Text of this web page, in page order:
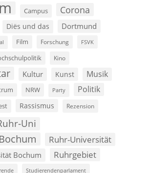
Campus Corona
Diës und das Dortmund
Film Forschung FSVK
Kino
Kultur Kunst Musik
NRW Party Politik
Rassismus Rezension
Uni
Ruhr-Universität
Bochum Ruhrgebiet
Studierendenparlament